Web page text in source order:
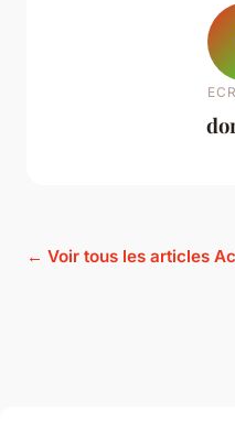
← Voir tous les articles